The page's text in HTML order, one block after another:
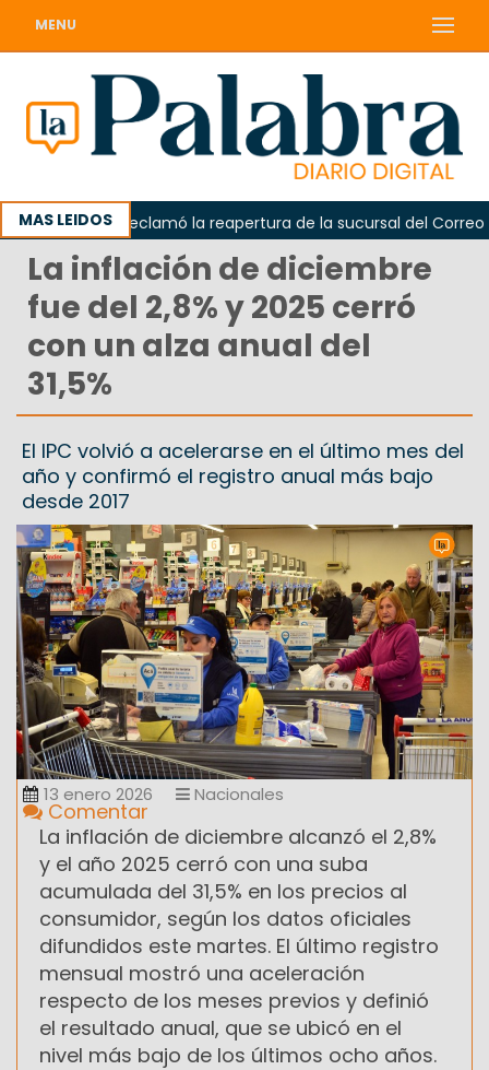
MENU
MAS LEIDOS
Odarda reclamó la reapertura de la sucursal del Correo
La inflación de diciembre
fue del 2,8% y 2025 cerró
con un alza anual del
31,5%
El IPC volvió a acelerarse en el último mes del
año y confirmó el registro anual más bajo
desde 2017
13 enero 2026 Nacionales
Comentar
La inflación de diciembre alcanzó el 2,8%
y el año 2025 cerró con una suba
acumulada del 31,5% en los precios al
consumidor, según los datos oficiales
difundidos este martes. El último registro
mensual mostró una aceleración
respecto de los meses previos y definió
el resultado anual, que se ubicó en el
nivel más bajo de los últimos ocho años.